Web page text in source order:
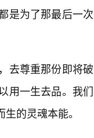
是为了那最后一次
去尊重那份即将破
用一生去品。我们
的灵魂本能。